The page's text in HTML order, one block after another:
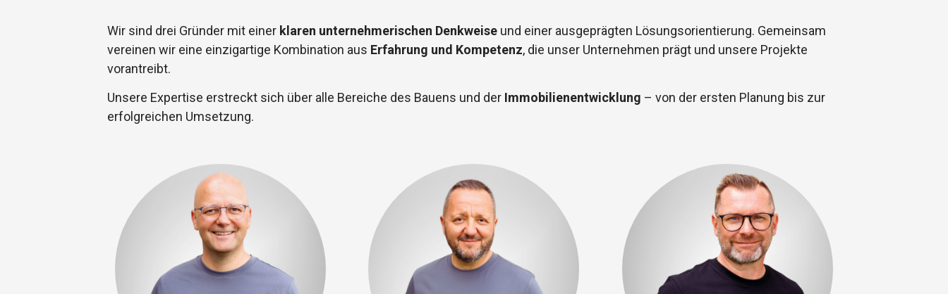
Wir sind drei Gründer mit einer klaren unternehmerischen Denkweise und einer ausgeprägten Lösungsorientierung. Gemeinsam
vereinen wir eine einzigartige Kombination aus Erfahrung und Kompetenz, die unser Unternehmen prägt und unsere Projekte
vorantreibt.
Unsere Expertise erstreckt sich über alle Bereiche des Bauens und der Immobilienentwicklung – von der ersten Planung bis zur
erfolgreichen Umsetzung.